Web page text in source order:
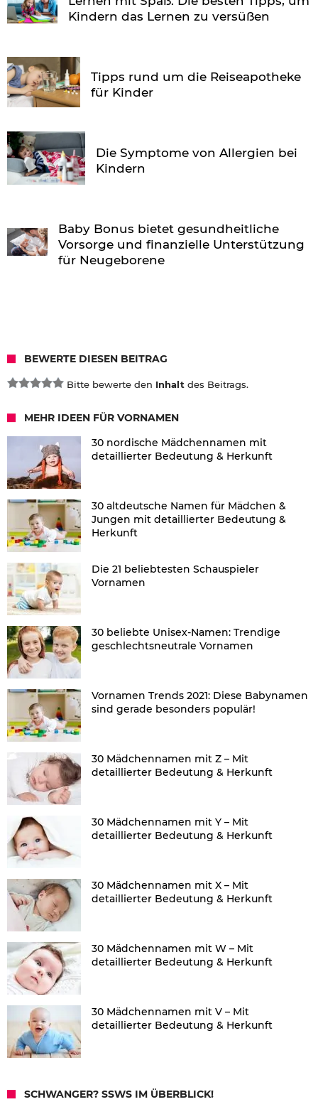
Kindern das Lernen zu versüßen
Tipps rund um die Reiseapotheke
für Kinder
Die Symptome von Allergien bei
Kindern
Baby Bonus bietet gesundheitliche
Vorsorge und finanzielle Unterstützung
für Neugeborene
BEWERTE DIESEN BEITRAG
Bitte bewerte den Inhalt des Beitrags.
MEHR IDEEN FÜR VORNAMEN
30 nordische Mädchennamen mit
detaillierter Bedeutung & Herkunft
30 altdeutsche Namen für Mädchen &
Jungen mit detaillierter Bedeutung &
Herkunft
Die 21 beliebtesten Schauspieler
Vornamen
30 beliebte Unisex-Namen: Trendige
geschlechtsneutrale Vornamen
Vornamen Trends 2021: Diese Babynamen
sind gerade besonders populär!
30 Mädchennamen mit Z – Mit
detaillierter Bedeutung & Herkunft
30 Mädchennamen mit Y – Mit
detaillierter Bedeutung & Herkunft
30 Mädchennamen mit X – Mit
detaillierter Bedeutung & Herkunft
30 Mädchennamen mit W – Mit
detaillierter Bedeutung & Herkunft
30 Mädchennamen mit V – Mit
detaillierter Bedeutung & Herkunft
SCHWANGER? SSWS IM ÜBERBLICK!